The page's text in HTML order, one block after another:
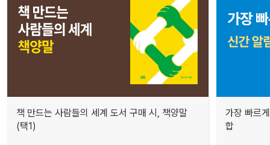
책 만드는 사람들의 세계 도서 구매 시, 책양말
(택1)
가장 빠르
합